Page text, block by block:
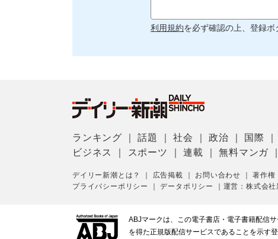
利用規約を必ず確認の上、登録ボ
ランキング ｜話題 ｜社会 ｜政治 国際
ビジネス
スポーツ ｜連載 ｜無料マンガ
デイリー新潮とは？ 広告掲載 お問い合わせ ｜著作権
プライバシーポリシー
｜データポリシー 運営：株式会社
ABJマークは、この電子書店・電子書籍配信
を得た正規版配信サービスであることを示す